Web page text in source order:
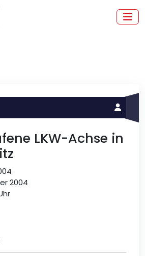
LKW-Achse in
2004